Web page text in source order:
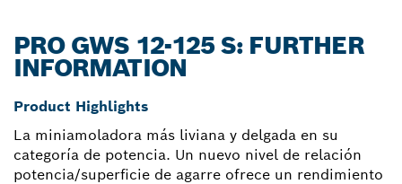
PRO GWS 12-125 S: FURTHER
INFORMATION
Product Highlights
La miniamoladora más liviana y delgada en su
categoría de potencia. Un nuevo nivel de relación
potencia/superficie de agarre ofrece un rendimiento